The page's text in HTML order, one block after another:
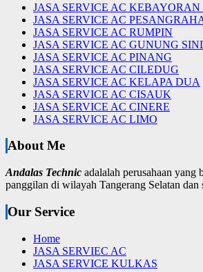
JASA SERVICE AC
JASA SERVICE AC
JASA SERVICE AC RUMPIN
JASA SERVICE AC GUNUNG
JASA SERVICE AC PINANG
JASA SERVICE AC CILEDUG
JASA SERVICE AC KELAPA DUA
JASA SERVICE AC CISAUK
JASA SERVICE AC CINERE
JASA SERVICE AC LIMO
About Me
Andalas Technic adalalah perusahaan
panggilan di wilayah Tangerang Selatan dan
Our Service
Home
JASA SERVIEC AC
JASA SERVICE KULKAS